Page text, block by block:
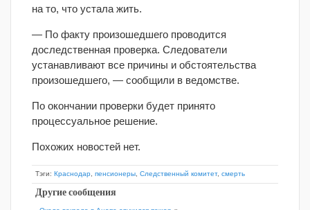
на то, что устала жить.
— По факту произошедшего проводится
доследственная проверка. Следователи
устанавливают все причины и обстоятельства
произошедшего, — сообщили в ведомстве.
По окончании проверки будет принято
процессуальное решение.
Похожих новостей нет.
Тэги: Краснодар пенсионеры Следственный комитет, смерть
Другие сообщения